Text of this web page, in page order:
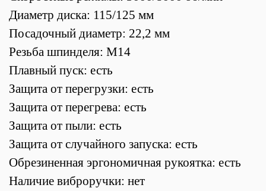
Диаметр диска: 115/125 мм
Посадочный диаметр: 22,2 мм
Резьба шпинделя: М14
Плавный пуск: есть
Защита от перегрузки: есть
Защита от перегрева: есть
Защита от пыли: есть
Защита от случайного запуска: есть
Обрезиненная эргономичная рукоятка: есть
Наличие виброручки: нет